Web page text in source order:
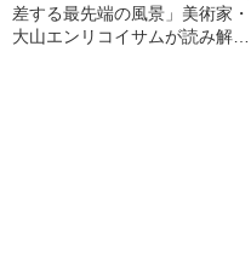
差する最先端の風景」美術家・
大山エンリコイサムが読み解い